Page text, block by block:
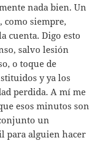
nada bien. Un
como siempre,
cuenta. Digo esto
salvo lesión
o toque de
y ya los
perdida. A mí me
esos minutos son
un
para alguien hacer